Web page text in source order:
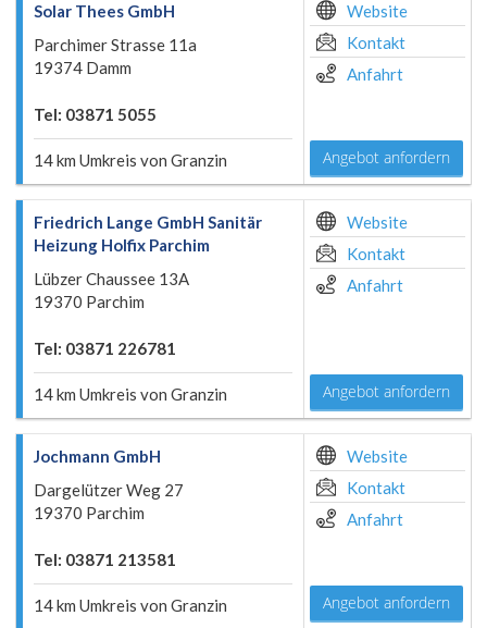
Solar Thees GmbH
Parchimer Strasse 11a
19374 Damm
Tel: 03871 5055
14 km Umkreis von Granzin
Website
Kontakt
Anfahrt
Angebot anfordern
Friedrich Lange GmbH Sanitär
Heizung Holfix Parchim
Lübzer Chaussee 13A
19370 Parchim
Tel: 03871 226781
14 km Umkreis von Granzin
Website
Kontakt
Anfahrt
Angebot anfordern
Jochmann GmbH
Dargelützer Weg 27
19370 Parchim
Tel: 03871 213581
14 km Umkreis von Granzin
Website
Kontakt
Anfahrt
Angebot anfordern